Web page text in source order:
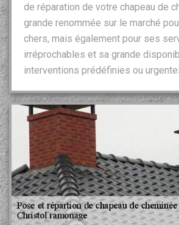
de réparation de votre chapeau de
grande renommée sur le marché
chers, mais également pour ses
irréprochables et sa grande
interventions prédéfinies ou